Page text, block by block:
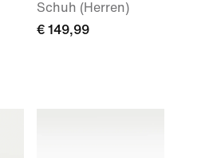
Schuh (Herren)
€ 149,99